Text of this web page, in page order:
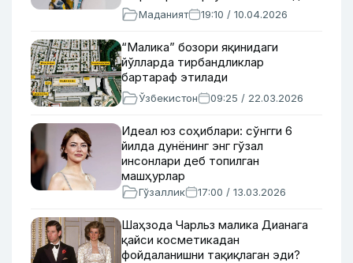
машҳурлик ҳақида
Маданият 19:10 / 10.04.2026
“Малика” бозори яқинидаги
йўлларда тирбандликлар
бартараф этилади
Ўзбекистон 09:25 / 22.03.2026
Идеал юз соҳиблари: сўнгги 6
йилда дунёнинг энг гўзал
инсонлари деб топилган
машҳурлар
Гўзаллик 17:00 / 13.03.2026
Шаҳзода Чарльз малика Дианага
қайси косметикадан
фойдаланишни тақиқлаган эди?